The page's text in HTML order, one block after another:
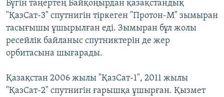
Бүгін таңертең Байқоңырдан қазақстандық
"ҚазСат-3" спутнигін тіркеген "Протон-М" зымыран
тасығышы ұшырылған еді. Зымыран бұл жолы
ресейлік байланыс спутниктерін де жер
орбитасына шығарады.
Қазақстан 2006 жылы "ҚазСат-1", 2011 жылы
"ҚазСат-2" спутнигін ғарышқа ұшырған. Қызмет